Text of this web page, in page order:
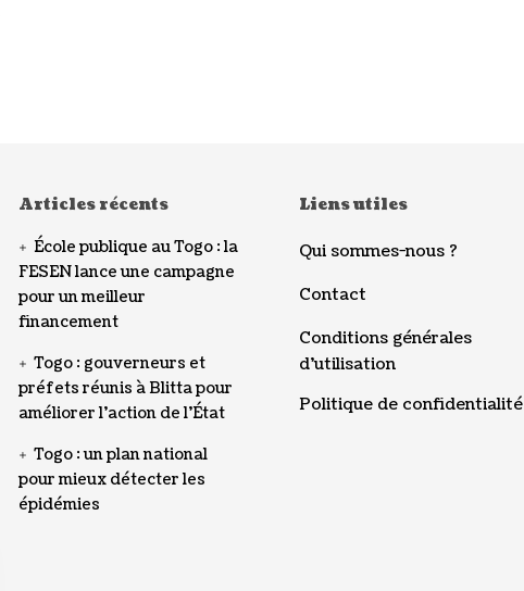
Articles récents
École publique au Togo : la
FESEN lance une campagne
pour un meilleur
financement
Togo : gouverneurs et
préfets réunis à Blitta pour
améliorer l’action de l’État
Togo : un plan national
pour mieux détecter les
épidémies
Liens utiles
Qui sommes-nous ?
Contact
Conditions générales
d’utilisation
Politique de confidentialité